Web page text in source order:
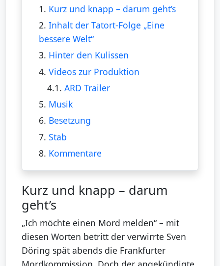
1. Kurz und knapp – darum geht’s
2. Inhalt der Tatort-Folge „Eine
bessere Welt“
3. Hinter den Kulissen
4. Videos zur Produktion
4.1.ARD Trailer
5. Musik
6. Besetzung
7. Stab
8. Kommentare
Kurz und knapp – darum
geht’s
„Ich möchte einen Mord melden“ – mit
diesen Worten betritt der verwirrte Sven
Döring spät abends die Frankfurter